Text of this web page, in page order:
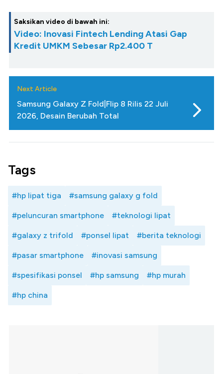
Saksikan video di bawah ini:
Video: Inovasi Fintech Lending Atasi Gap
Kredit UMKM Sebesar Rp2.400 T
Next Article
Samsung Galaxy Z Fold|Flip 8 Rilis 22 Juli
2026, Desain Berubah Total
Tags
#hp lipat tiga #samsung galaxy g fold
#peluncuran smartphone #teknologi lipat
#galaxy z trifold #ponsel lipat #berita teknologi
#pasar smartphone #inovasi samsung
#spesifikasi ponsel #hp samsung #hp murah
#hp china